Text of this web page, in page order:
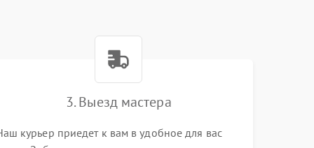
1800 ₽ Подробнее →
3. Выезд мастера
курьер приедет к вам в удобное для вас